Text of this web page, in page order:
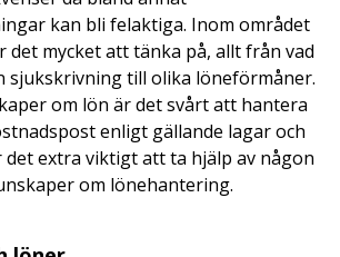
kan bli felaktiga. Inom området
det mycket att tänka på, allt från vad
sjukskrivning till olika löneförmåner.
om lön är det svårt att hantera
enligt gällande lagar och
extra viktigt att ta hjälp av någon
om lönehantering.